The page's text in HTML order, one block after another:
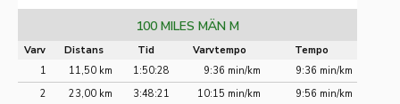
100 MILES MÄN M
Varv Distans Tid Varvtempo
Tempo
1
11,50 km 1:50:28 9:36 min/km
9:36 min/km
2
23,00 km 3:48:21 10:15 min/km
9:56 min/km